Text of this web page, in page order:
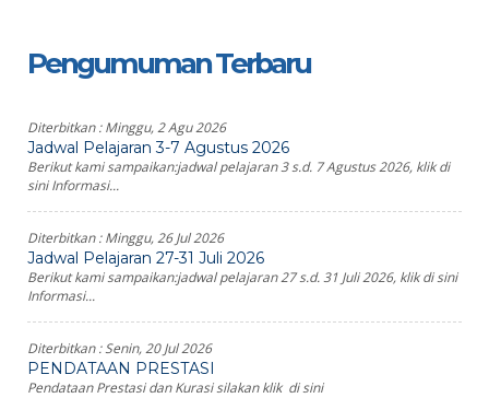
Pengumuman Terbaru
Diterbitkan :Minggu, 2 Agu 2026
Jadwal Pelajaran 3-7 Agustus 2026
Berikut kami sampaikan:jadwal pelajaran 3 s.d. 7 Agustus 2026, klik di
sini Informasi...
Diterbitkan :Minggu, 26 Jul 2026
Jadwal Pelajaran 27-31 Juli 2026
Berikut kami sampaikan:jadwal pelajaran 27 s.d. 31 Juli 2026, klik di sini
Informasi...
Diterbitkan :Senin, 20 Jul 2026
PENDATAAN PRESTASI
Pendataan Prestasi dan Kurasi silakan klik di sini